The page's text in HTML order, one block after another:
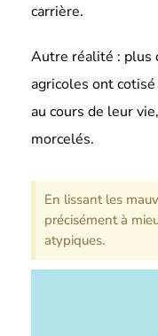
carrière.
Autre réalité : plus
agricoles ont
au cours de leur
morcelés.
En lissant les
précisément à
atypiques.